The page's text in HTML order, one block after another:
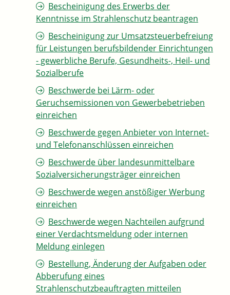
Bescheinigung des Erwerbs der
Kenntnisse im Strahlenschutz beantragen
Bescheinigung zur Umsatzsteuerbefreiung
für Leistungen berufsbildender Einrichtungen
- gewerbliche Berufe, Gesundheits-, Heil- und
Sozialberufe
Beschwerde bei Lärm- oder
Geruchsemissionen von Gewerbebetrieben
einreichen
Beschwerde gegen Anbieter von Internet-
und Telefonanschlüssen einreichen
Beschwerde über landesunmittelbare
Sozialversicherungsträger einreichen
Beschwerde wegen anstößiger Werbung
einreichen
Beschwerde wegen Nachteilen aufgrund
einer Verdachtsmeldung oder internen
Meldung einlegen
Bestellung, Änderung der Aufgaben oder
Abberufung eines
Strahlenschutzbeauftragten mitteilen